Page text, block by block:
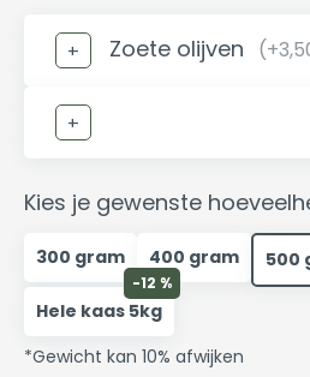
Zoete olijven
Kies je gewenste
300 gram 400 gram 500
-12 %
Hele kaas 5kg
*Gewicht kan 10% afwijken